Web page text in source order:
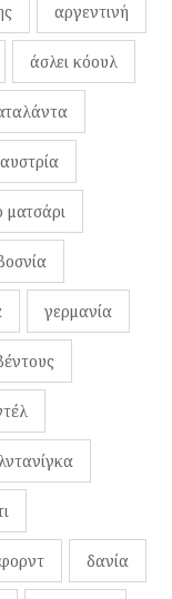
αργεντινή
άσλει κόουλ
αυστρία
ματσάρι
γερμανία
δανία